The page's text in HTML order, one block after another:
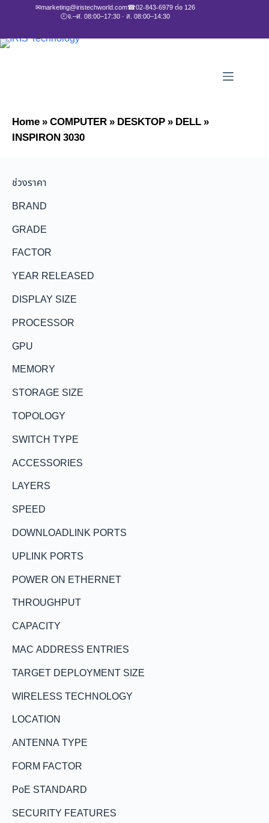
✉marketing@iristechworld.com☎02-843-6979 ต่อ 126
🕘จ.–ศ. 08:00–17:30 · ส. 08:00–14:30
Home»COMPUTER»DESKTOP»DELL»
INSPIRON 3030
ช่วงราคา
BRAND
GRADE
FACTOR
YEAR RELEASED
DISPLAY SIZE
PROCESSOR
GPU
MEMORY
STORAGE SIZE
TOPOLOGY
SWITCH TYPE
ACCESSORIES
LAYERS
SPEED
DOWNLOADLINK PORTS
UPLINK PORTS
POWER ON ETHERNET
THROUGHPUT
CAPACITY
MAC ADDRESS ENTRIES
TARGET DEPLOYMENT SIZE
WIRELESS TECHNOLOGY
LOCATION
ANTENNA TYPE
FORM FACTOR
PoE STANDARD
SECURITY FEATURES